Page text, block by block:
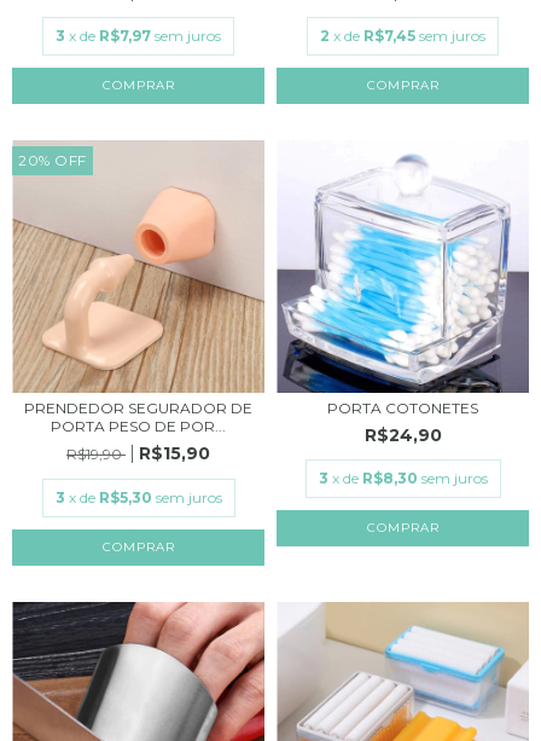
3 x de R$7,97 sem juros
COMPRAR
2 x de R$7,45 sem juros
COMPRAR
20% OFF
PRENDEDOR SEGURADOR DE
PORTA PESO DE POR...
R$19,90
R$15,90
3 x de R$5,30 sem juros
COMPRAR
PORTA COTONETES
R$24,90
3 x de R$8,30 sem juros